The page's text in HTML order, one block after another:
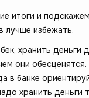
итоги и
лучше избежать.
хранить деньги
они обесценятся.
в банке
хранить деньги